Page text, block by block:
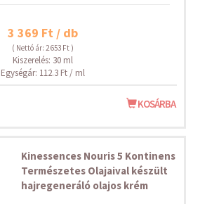
3 369 Ft / db
( Nettó ár: 2 653 Ft )
Kiszerelés: 30 ml
Egységár: 112.3 Ft / ml
KOSÁRBA
Kinessences Nouris 5 Kontinens
Természetes Olajaival készült
hajregeneráló olajos krém